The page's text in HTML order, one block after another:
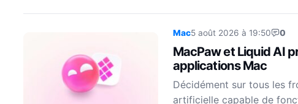
Mac5 août 2026 à 19:50 0
MacPaw et Liquid AI
applications Mac
Décidément sur tous les
artificielle capable de